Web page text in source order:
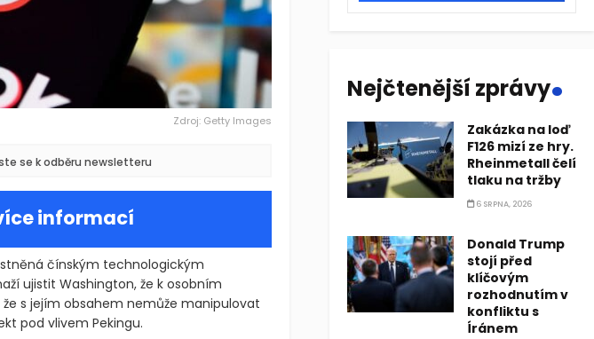
Zdroj: Getty Images
se k odběru newsletteru
informací
čínským technologickým
ujistit Washington, že k osobním
s jejím obsahem nemůže manipulovat
pod vlivem Pekingu.
Nejčtenější zprávy.
Zakázka na loď
F126 mizí ze hry.
Rheinmetall čelí
tlaku na tržby
6 SRPNA, 2026
Donald Trump
stojí před
klíčovým
rozhodnutím v
konfliktu s
Íránem